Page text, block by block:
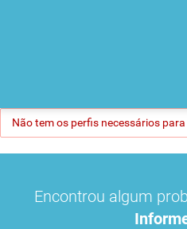
Não tem os perfis necessários
Encontrou algum